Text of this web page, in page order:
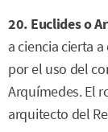
20. Euclides o
a ciencia cierta
por el uso del
Arquímedes. El
arquitecto del